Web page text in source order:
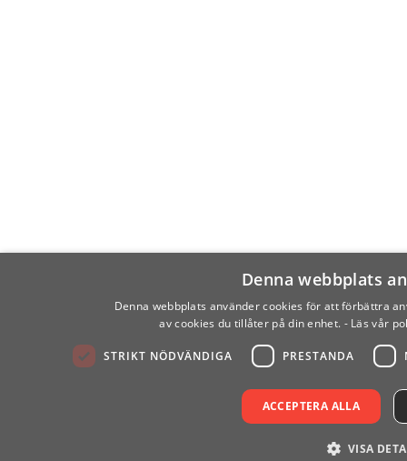
Denna webbplats
Denna webbplats använder cookies för att förbättra
av cookies du tillåter på din enhet. - Läs vår
STRIKT NÖDVÄNDIGA PRESTANDA
ACCEPTERA ALLA
VISA